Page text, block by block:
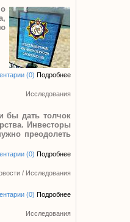
(0) Подробнее
Исследования
бы дать толчок
Инвесторы
преодолеть
(0) Подробнее
/ Исследования
(0) Подробнее
Исследования